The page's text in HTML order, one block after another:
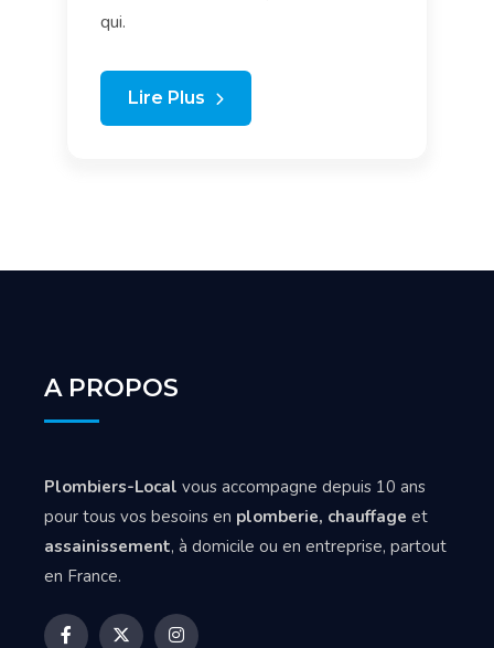
qui.
Lire Plus
A PROPOS
Plombiers-Local vous accompagne depuis 10 ans
pour tous vos besoins en plomberie, chauffage et
assainissement, à domicile ou en entreprise, partout
en France.